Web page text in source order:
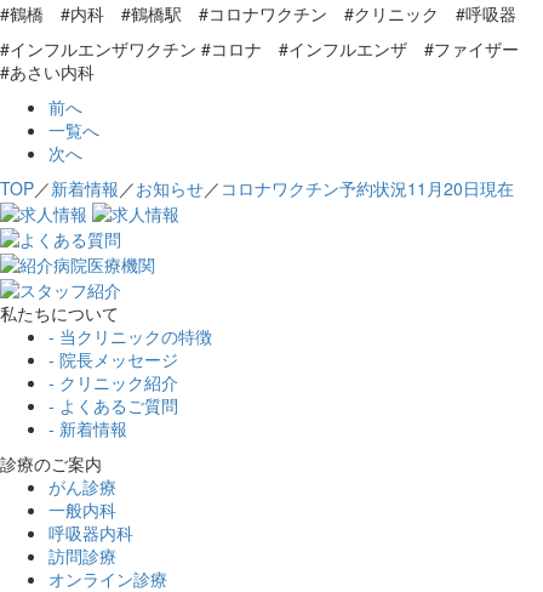
#鶴橋 #内科 #鶴橋駅 #コロナワクチン #クリニック #呼吸器
#インフルエンザワクチン #コロナ #インフルエンザ #ファイザー
#あさい内科
前へ
一覧へ
次へ
TOP／新着情報／お知らせ／ コロナワクチン予約状況11月20日現在
私たちについて
- 当クリニックの特徴
- 院長メッセージ
- クリニック紹介
- よくあるご質問
- 新着情報
診療のご案内
がん診療
一般内科
呼吸器内科
訪問診療
オンライン診療